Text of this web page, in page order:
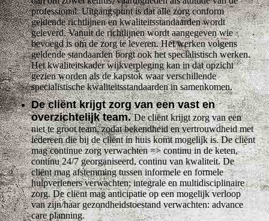
professional. Uitgangspunt is dat alle zorg conform
geldende richtlijnen en kwaliteitsstandaarden wordt
geleverd. Vanuit de richtlijnen wordt aangegeven wie
bevoegd is om de zorg te leveren. Het werken volgens
geldende standaarden borgt ook het specialistisch werken.
Het kwaliteitskader wijkverpleging kan in dat opzicht
gezien worden als de kapstok waar verschillende
specialistische kwaliteitsstandaarden in samenkomen.
De cliënt krijgt zorg van een vast en
overzichtelijk team.De cliënt krijgt zorg van een
niet te groot team, zodat bekendheid en vertrouwdheid met
iedereen die bij de cliënt in huis komt mogelijk is. De cliënt
mag continue zorg verwachten => continu in de keten,
continu 24/7 georganiseerd, continu van kwaliteit. De
cliënt mag afstemming tussen informele en formele
hulpverleners verwachten; integrale en multidisciplinaire
zorg. De cliënt mag anticipatie op een mogelijk verloop
van zijn/haar gezondheidstoestand verwachten: advance
care planning.